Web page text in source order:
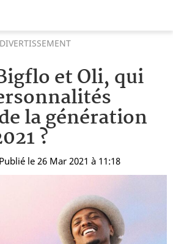
et Oli, qui
la génération
?
le 26 Mar 2021 à 11:18